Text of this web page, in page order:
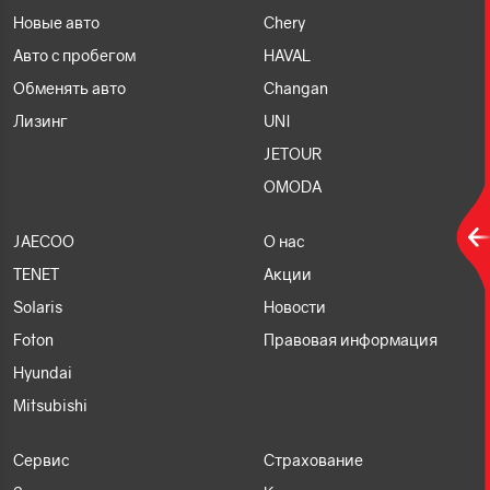
Новые авто
Авто с пробегом
Обменять авто
Лизинг
Chery
HAVAL
Changan
UNI
JETOUR
OMODA
JAECOO
TENET
Solaris
Foton
Hyundai
Mitsubishi
О нас
Акции
Новости
Правовая информация
Сервис
Страхование